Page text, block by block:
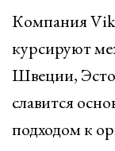
Компания
курсируют
Швеции,
славится
подходом к